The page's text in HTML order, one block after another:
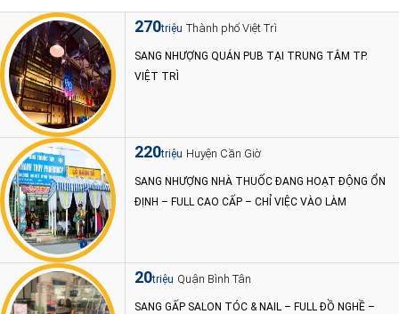
270triệu Thành phố Việt Trì
SANG NHƯỢNG QUÁN PUB TẠI TRUNG TÂM TP.
VIỆT TRÌ
220triệu Huyện Cần Giờ
SANG NHƯỢNG NHÀ THUỐC ĐANG HOẠT ĐỘNG ỔN
ĐỊNH – FULL CAO CẤP – CHỈ VIỆC VÀO LÀM
20triệu Quận Bình Tân
SANG GẤP SALON TÓC & NAIL – FULL ĐỒ NGHỀ –